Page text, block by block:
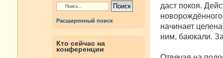
Расширенный поиск
Кто сейчас на
конференции
даст покоя.
начинает
ним, баюкали.